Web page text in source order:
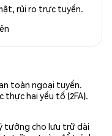
rủi ro trực tuyến.
toàn ngoại tuyến.
hai yếu tố (2FA).
tưởng cho lưu trữ dài